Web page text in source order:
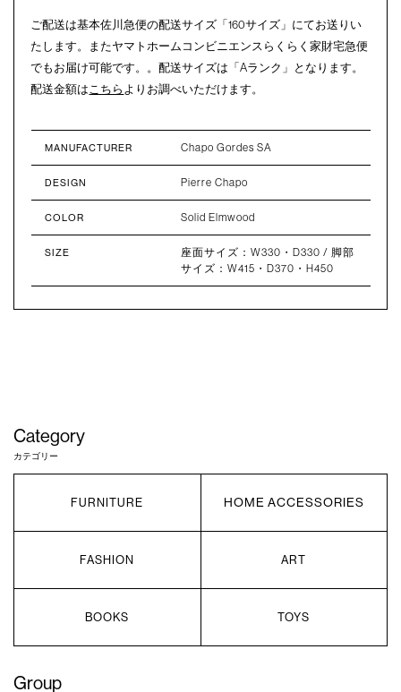
ご配送は基本佐川急便の配送サイズ「160サイズ」にてお送りい
たします。またヤマトホームコンビニエンスらくらく家財宅急便
でもお届け可能です。。配送サイズは「Aランク」となります。
配送金額はこちらよりお調べいただけます。
MANUFACTURER Chapo Gordes SA
DESIGN Pierre Chapo
COLOR Solid Elmwood
SIZE
座面サイズ：W330・D330 / 脚部
サイズ：W415・D370・H450
Category
カテゴリー
FURNITURE HOME ACCESSORIES
FASHION ART
BOOKS TOYS
Group